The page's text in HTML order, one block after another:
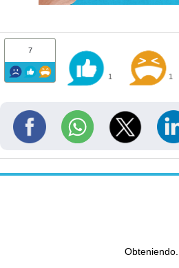
7
1 1
Obteniendo...